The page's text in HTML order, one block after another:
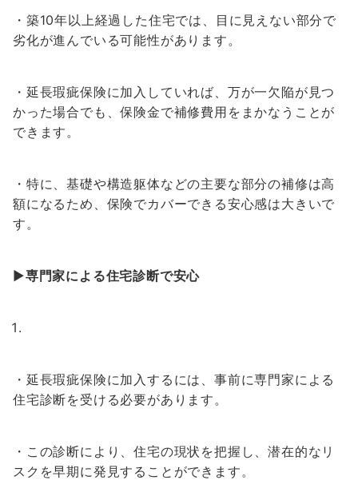
・築10年以上経過した住宅では、目に見えない部分で
劣化が進んでいる可能性があります。
・延長瑕疵保険に加入していれば、万が一欠陥が見つ
かった場合でも、保険金で補修費用をまかなうことが
できます。
・特に、基礎や構造躯体などの主要な部分の補修は高
額になるため、保険でカバーできる安心感は大きいで
す。
▶専門家による住宅診断で安心
・延長瑕疵保険に加入するには、事前に専門家による
住宅診断を受ける必要があります。
・この診断により、住宅の現状を把握し、潜在的なリ
スクを早期に発見することができます。